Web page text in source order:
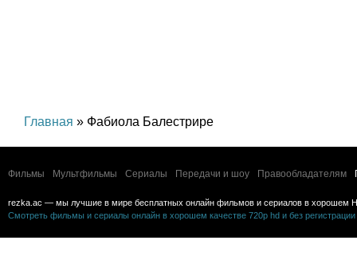
Главная » Фабиола Балестрире
Фильмы Мультфильмы Сериалы Передачи и шоу Правообладателям
rezka.ac — мы лучшие в мире бесплатных онлайн фильмов и сериалов в хорошем
Смотреть фильмы и сериалы онлайн в хорошем качестве 720p hd и без